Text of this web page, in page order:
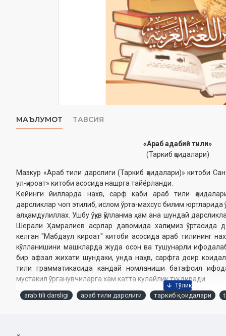
МАЪЛУМОТ ТАВСИЯ
«Араб адабий тили»
(Таркиб қоидалари)
Мазкур «Араб тили дарслиги (Таркиб қоидалари)» китоби
ул-қироат» китоби асосида нашрга тайёрланди.
Кейинги йилларда нахв, сарф каби араб тили
дарсликлар чоп этилиб, ислом ўрта-махсус билим юртларида
алҳамдулиллах. Ушбу ўқув қўлланма ҳам ана шундай
Шерали Ҳамралиев асрлар давомида халқимиз ўртасида
келган "Мабдаул кироат" китоби асосида араб тилининг
кўлланишини машкларда жуда осон ва тушунарли ифодалаб
бир афзал жихати шундаки, унда наҳв, сарфга доир
тили грамматикасида кандай номланиши батафсил
мустакил ўрганувчиларга хам катта кулайлик туғдиради.
arab tili darsligi араб тили дарслиги таркиб қоидалари